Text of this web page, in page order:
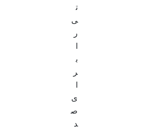
ت
ی
ر
ا
ب
ر
ا
ی
ص
د